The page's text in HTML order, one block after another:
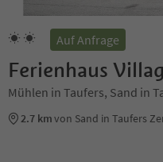
Auf Anfrage
Ferienhaus
Mühlen in Taufers, Sand in
2.7 kmvon Sand in Taufers